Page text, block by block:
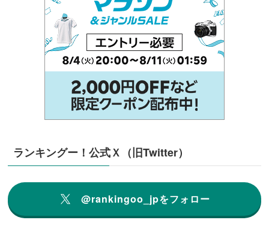
ランキングー！公式Ｘ（旧Twitter）
@rankingoo_jpをフォロー